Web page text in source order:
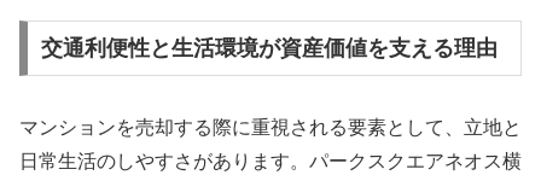
交通利便性と生活環境が資産価値を支える理由
マンションを売却する際に重視される要素として、立地と
日常生活のしやすさがあります。パークスクエアネオス横